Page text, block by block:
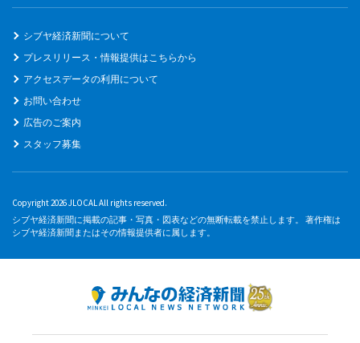
シブヤ経済新聞について
プレスリリース・情報提供はこちらから
アクセスデータの利用について
お問い合わせ
広告のご案内
スタッフ募集
Copyright 2026 JLOCAL All rights reserved.
シブヤ経済新聞に掲載の記事・写真・図表などの無断転載を禁止します。 著作権は
シブヤ経済新聞またはその情報提供者に属します。